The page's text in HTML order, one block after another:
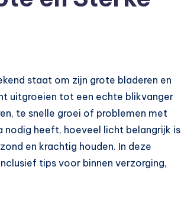
staat om zijn grote bladeren en
uitgroeien tot een echte blikvanger
te snelle groei of problemen met
heeft, hoeveel licht belangrijk is
en krachtig houden. In deze
tips voor binnen verzorging,